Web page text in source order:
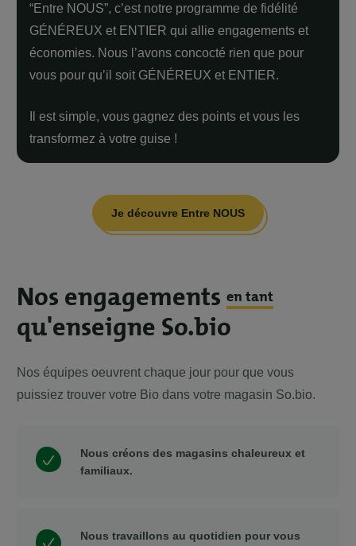
“Entre NOUS”, c’est notre programme de fidélité
GÉNÉREUX et ENTIER qui allie engagements et
économies. Nous l’avons concocté rien que pour
vous pour qu’il soit GÉNÉREUX et ENTIER.
Il est simple, vous gagnez des points et vous les
transformez à votre guise !
Je découvre Entre NOUS
Nos engagements en tant
qu'enseigne So.bio
Nos équipes oeuvrent chaque jour pour que vous
puissiez trouver votre Bio dans votre magasin So.bio.
Nous créons des magasins chaleureux et
familiaux.
Nous travaillons au quotidien pour vous